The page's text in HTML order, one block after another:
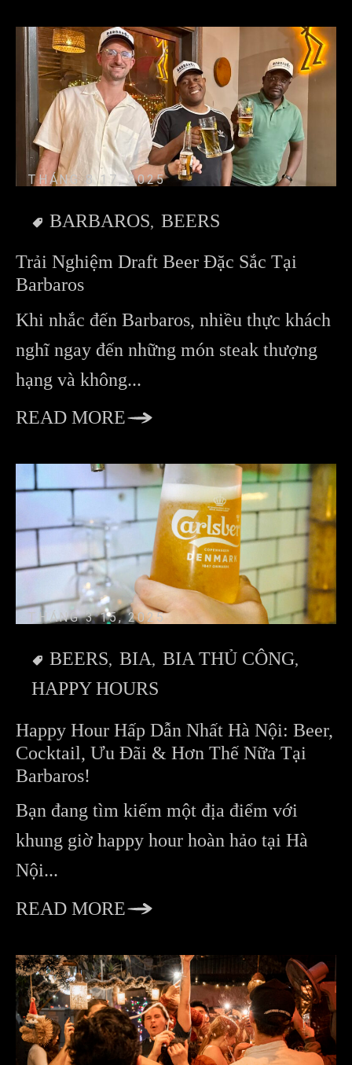
THÁNG 8 17, 2025
BARBAROS BEERS
Trải Nghiệm Draft Beer Đặc Sắc Tại
Barbaros
Khi nhắc đến Barbaros, nhiều thực khách
nghĩ ngay đến những món steak thượng
hạng và không...
READ MORE
THÁNG 3 15, 2025
BEERS BIA BIA THỦ CÔNG
HAPPY HOURS
Happy Hour Hấp Dẫn Nhất Hà Nội: Beer,
Cocktail, Ưu Đãi & Hơn Thế Nữa Tại
Barbaros!
Bạn đang tìm kiếm một địa điểm với
khung giờ happy hour hoàn hảo tại Hà
Nội...
READ MORE